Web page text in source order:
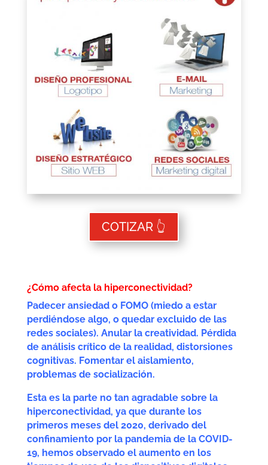
COTIZAR 👆
¿Cómo afecta la hiperconectividad?
Padecer ansiedad o FOMO (miedo a estar
perdiéndose algo, o quedar excluido de las
redes sociales). Anular la creatividad. Pérdida
de análisis crítico de la realidad, distorsiones
cognitivas. Fomentar el aislamiento,
problemas de socialización.
Esta es la parte no tan agradable sobre la
hiperconectividad, ya que durante los
primeros meses del 2020, derivado del
confinamiento por la pandemia de la COVID-
19, hemos observado el aumento en los